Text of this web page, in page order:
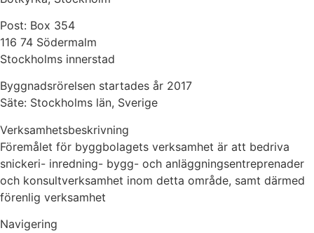
Post: Box 354
116 74 Södermalm
Stockholms innerstad
Byggnadsrörelsen startades år 2017
Säte: Stockholms län, Sverige
Verksamhetsbeskrivning
Föremålet för byggbolagets verksamhet är att bedriva
snickeri- inredning- bygg- och anläggningsentreprenader
och konsultverksamhet inom detta område, samt därmed
förenlig verksamhet
Navigering